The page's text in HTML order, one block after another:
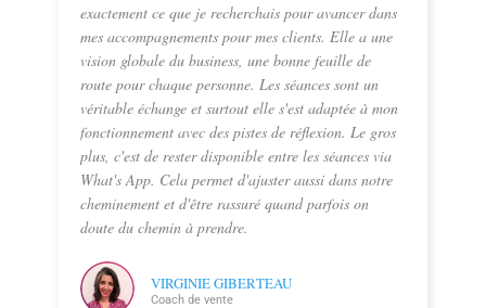
exactement ce que je recherchais pour avancer dans
mes accompagnements pour mes clients. Elle a une
vision globale du business, une bonne feuille de
route pour chaque personne. Les séances sont un
véritable échange et surtout elle s'est adaptée à mon
fonctionnement avec des pistes de réflexion. Le gros
plus, c'est de rester disponible entre les séances via
What's App. Cela permet d'ajuster aussi dans notre
cheminement et d'être rassuré quand parfois on
doute du chemin à prendre.
VIRGINIE GIBERTEAU
Coach de vente